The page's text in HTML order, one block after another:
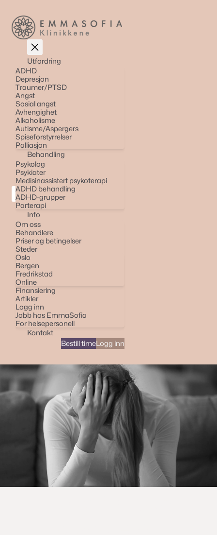
innhold
Utfordring
ADHD
Depresjon
Traumer/PTSD
Angst
Sosial angst
Avhengighet
Alkoholisme
Autisme/Aspergers
Spiseforstyrrelser
Palliasjon
Behandling
Psykolog
Psykiater
Medisinassistert psykoterapi
ADHD behandling
ADHD-grupper
Parterapi
Info
Om oss
Behandlere
Priser og betingelser
Steder
Oslo
Bergen
Fredrikstad
Online
Finansiering
Artikler
Logg inn
Jobb hos EmmaSofia
For helsepersonell
Kontakt
Bestill timeLogg inn